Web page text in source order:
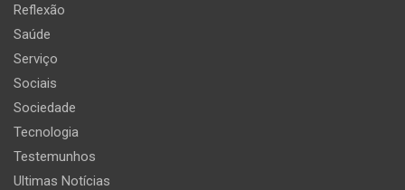
Reflexão
Saúde
Serviço
Sociais
Sociedade
Tecnologia
Testemunhos
Ultimas Notícias